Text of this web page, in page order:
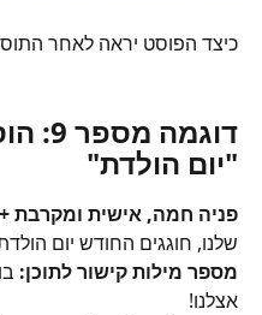
כיצד הפוסט יראה לאחר
"יום הולדת"
פניה חמה, אישית ומקרבת +
שלנו, חוגגים החודש יום
מספר מילות קישור לתוכן:
אצלנו!